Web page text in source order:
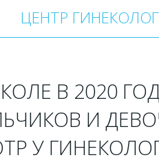
ЦЕНТР
В 2020
И
У